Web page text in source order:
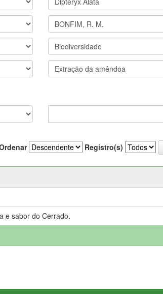
Registro(s)
e sabor do Cerrado.